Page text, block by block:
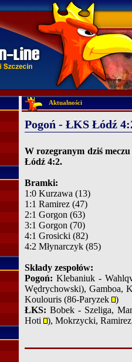
Aktualności
Pogoń - ŁKS Łódź
W rozegranym dziś
Łódź 4:2.
Bramki:
1:0 Kurzawa (13)
1:1 Ramirez (47)
2:1 Gorgon (63)
3:1 Gorgon (70)
4:1 Grosicki (82)
4:2 Młynarczyk (85)
Składy zespołów:
Pogoń: Klebaniuk -
Wędrychowski), Gamboa,
Koulouris (86-Paryzek
)
ŁKS:Bobek - Szeliga,
Hoti
), Mokrzycki,